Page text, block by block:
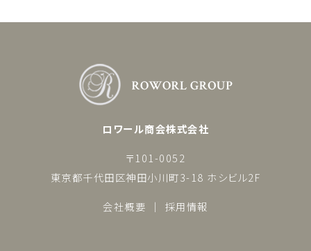
ロワール商会株式会社
〒101-0052
東京都千代田区神田小川町3-18 ホシビル2F
会社概要
採用情報